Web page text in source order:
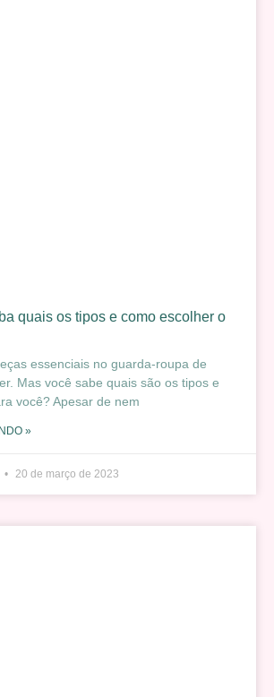
quais os tipos e como escolher o
essenciais no guarda-roupa de
Mas você sabe quais são os tipos e
você? Apesar de nem
»
20 de março de 2023